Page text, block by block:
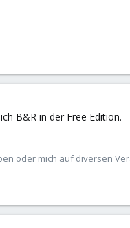
B&R in der Free Edition.
oder mich auf diversen